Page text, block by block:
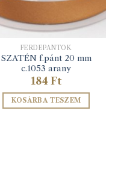
FERDEPÁNTOK
SZATÉN f.pánt 20 mm
c.1053 arany
184 Ft
KOSÁRBA TESZEM